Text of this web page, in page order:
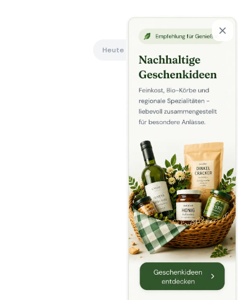
Heute offen